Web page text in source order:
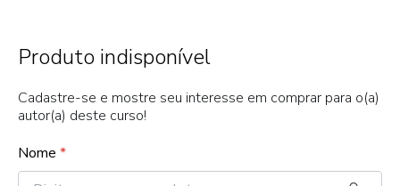
Produto indisponível
Cadastre-se e mostre seu interesse em comprar para o(a)
autor(a) deste curso!
Nome *